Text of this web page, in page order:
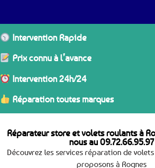
Intervention Rapide
Prix connu à l’avance
Intervention 24h/24
Réparation toutes marques
Réparateur store et volets roulants à
nous au 09.72.66.95.97
Découvrez les services réparation de
proposons à Rognes